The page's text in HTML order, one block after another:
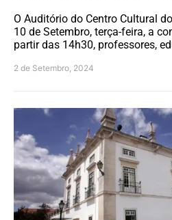
O Auditório do Centro Cultural
10 de Setembro, terça-feira, a
partir das 14h30, professores,
2 de Setembro, 2024